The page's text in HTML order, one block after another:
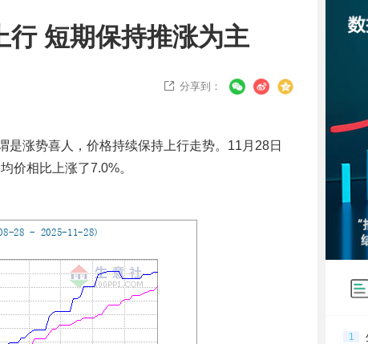
行 短期保持推涨为主
 分享到：
涨势喜人，价格持续保持上行走势。11月28日
价相比上涨了7.0%。
1